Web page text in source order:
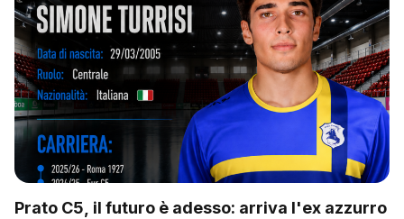
Prato C5, il futuro è adesso: arriva l'ex azzurro